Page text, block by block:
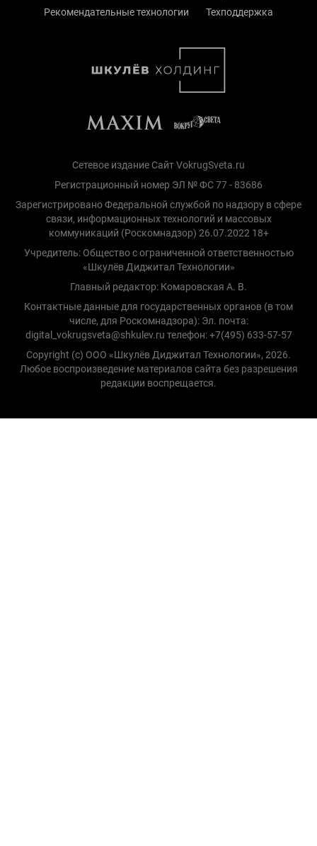
Рекомендательные технологии
Техподдержка
Сетевое издание Сайт VokrugSveta.ru
Регистрационный номер ЭЛ № ФС 77 - 83686
Зарегистрировано Федеральной службой по надзору в сфере
связи, информационных технологий и массовых
коммуникаций (Роскомнадзор) 26.07.2022 18+
Учредитель: Общество с ограниченной ответственностью
«Шкулёв Диджитал Технологии»
Главный редактор: Комаровская А. В.
Контактные данные для государственных органов (в том
числе, для Роскомнадзора): Эл. почта:
digital_vokrugsveta@shkulev.ru телефон: +7(495) 633-57-57
Copyright (с) ООО «Шкулёв Диджитал Технологии», 2026.
Любое воспроизведение материалов сайта без разрешения
редакции воспрещается.